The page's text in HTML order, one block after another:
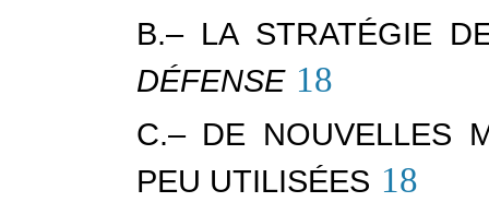
B.– LA STRATÉGIE
DÉFENSE 18
C.– DE NOUVELLES
PEU UTILISÉES 18